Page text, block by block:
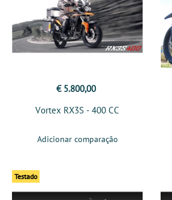
€ 5.800,00
Vortex RX3S - 400 CC
Adicionar comparação
Testado